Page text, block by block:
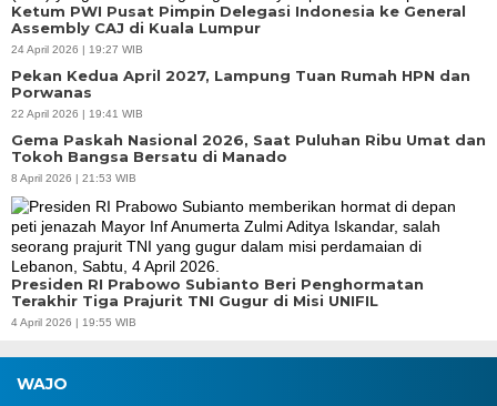
Ketum PWI Pusat Pimpin Delegasi Indonesia ke General
Assembly CAJ di Kuala Lumpur
24 April 2026 | 19:27 WIB
Pekan Kedua April 2027, Lampung Tuan Rumah HPN dan
Porwanas
22 April 2026 | 19:41 WIB
Gema Paskah Nasional 2026, Saat Puluhan Ribu Umat dan
Tokoh Bangsa Bersatu di Manado
8 April 2026 | 21:53 WIB
Presiden RI Prabowo Subianto Beri Penghormatan
Terakhir Tiga Prajurit TNI Gugur di Misi UNIFIL
4 April 2026 | 19:55 WIB
WAJO